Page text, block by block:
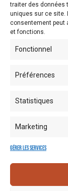
traiter des données
uniques sur ce site.
consentement peut
et fonctions.
Fonctionnel
Préférences
Statistiques
Marketing
Gérer les services
Entrée gratuite